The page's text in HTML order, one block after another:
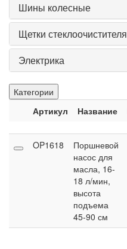
Шины колесные
Щетки стеклоочистителя
Электрика
Категории
Артикул
Название
OP1618
Поршневой
насос для
масла, 16-
18 л/мин,
высота
подъема
45-90 см